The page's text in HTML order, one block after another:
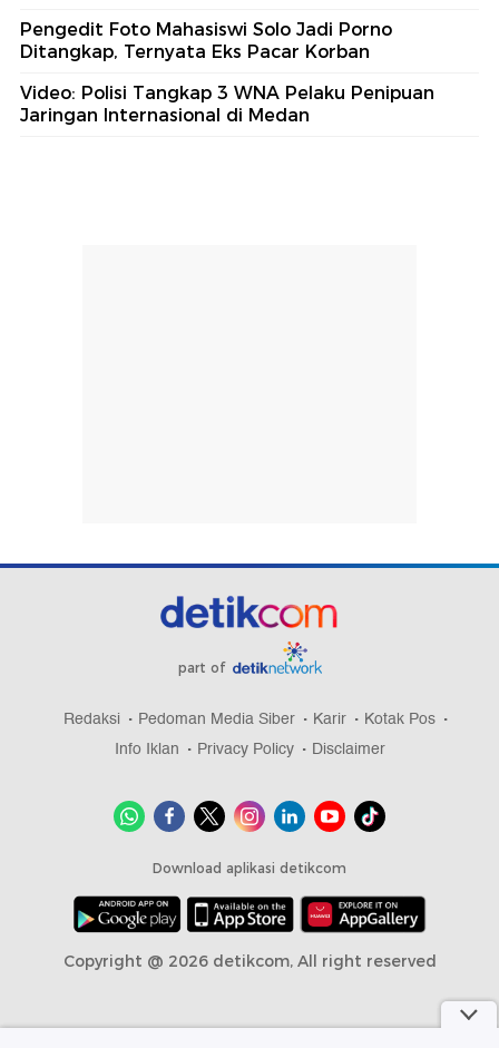
Pengedit Foto Mahasiswi Solo Jadi Porno
Ditangkap, Ternyata Eks Pacar Korban
Video: Polisi Tangkap 3 WNA Pelaku Penipuan
Jaringan Internasional di Medan
part of
Redaksi Pedoman Media Siber Karir
Kotak Pos
Info Iklan
Privacy Policy Disclaimer
Download aplikasi detikcom
Copyright @ 2026 detikcom, All right reserved